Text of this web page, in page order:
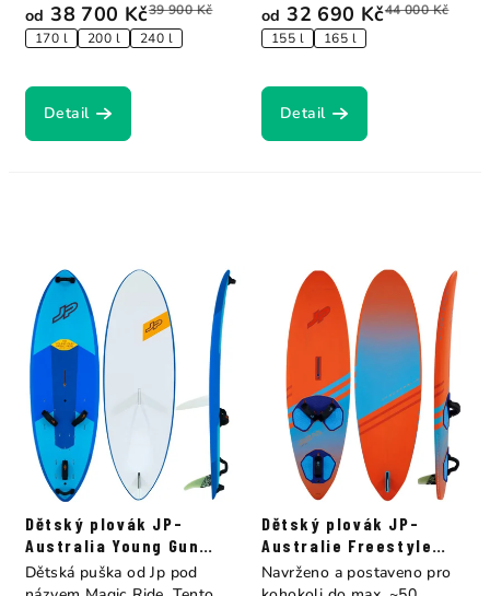
od 38 700 Kč39 900 Kč
170 l 200 l 240 l
Detail
od 32 690 Kč44 000 Kč
155 l 165 l
Detail
Dětský plovák JP-
Australia Young Gun
Magic Ride Es+Eva
Dětská puška od Jp pod
Dětský plovák JP-
Australie Freestyle
Young Gun
Navrženo a postaveno pro